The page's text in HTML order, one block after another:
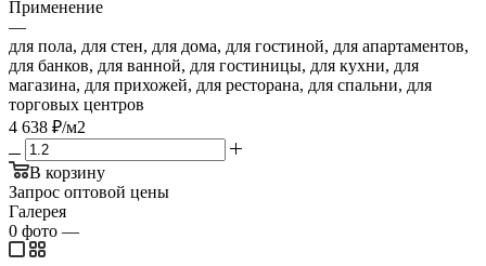
Применение
—
для пола, для стен, для дома, для гостиной, для апартаментов,
для банков, для ванной, для гостиницы, для кухни, для
магазина, для прихожей, для ресторана, для спальни, для
торговых центров
4 638 ₽/м2
В корзину
Запрос оптовой цены
Галерея
0 фото —